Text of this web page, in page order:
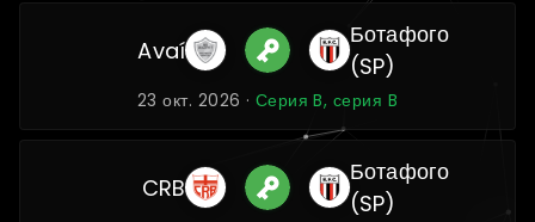
Avaí
Ботафого
(SP)
23 окт. 2026 · Серия B, серия B
CRB
Ботафого
(SP)